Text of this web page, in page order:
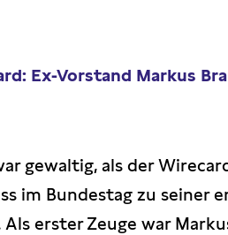
Ex-Vorstand Markus
gewaltig, als der
im Bundestag zu seiner
erster Zeuge war